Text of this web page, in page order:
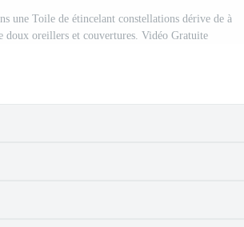
une Toile de étincelant constellations dérive de à
doux oreillers et couvertures. Vidéo Gratuite